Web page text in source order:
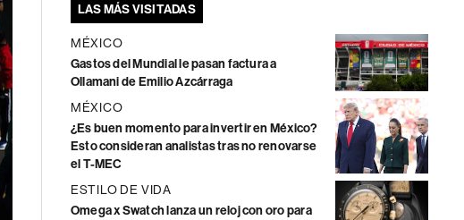
LAS MÁS VISITADAS
MÉXICO
Gastos del Mundial le pasan factura a
Ollamani de Emilio Azcárraga
MÉXICO
¿Es buen momento para invertir en México?
Esto consideran analistas tras no renovarse
el T-MEC
ESTILO DE VIDA
Omega x Swatch lanza un reloj con oro para